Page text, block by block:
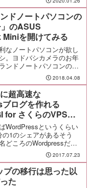
ンドノートパソコンの
のASUS
を開けてみる
なノートパソコンが欲し
。ヨドバシカメラのお年
ンドノートパソコンの夢
選したので、さっそくワ
の開封だ。前の記事にも
のTransBook Miniと
2018.04.08
超高速な
ログを作れる
for さくらのVPSを
WordPressというくらい
1のシェアがあるそう
どころのWordpressだけ
バを借りて0から構築する
敷居が高くて、オレのよ
ストールしたら激遅サー
2017.07.23
の移行は思った以
た